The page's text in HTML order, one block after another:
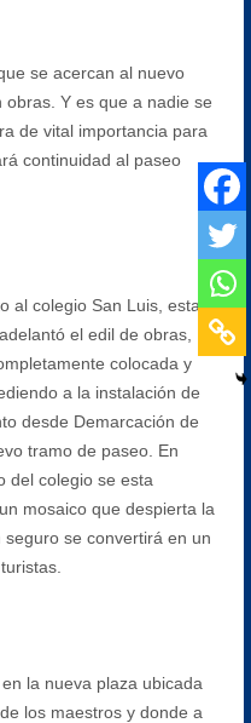
se acercan al nuevo
Y es que a nadie se
de vital importancia para
continuidad al paseo
al colegio San Luis, esta
el edil de obras,
colocada y
a la instalación de
desde Demarcación de
tramo de paseo. En
del colegio se esta
mosaico que despierta la
se convertirá en un
la nueva plaza ubicada
los maestros y donde a